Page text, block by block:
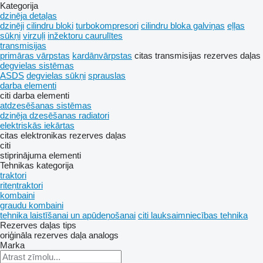
Kategorija
dzinēja detaļas
dzinēji cilindru bloki turbokompresori cilindru bloka galviņas eļļas
sūkņi virzuļi inžektoru caurulītes
transmisijas
primāras vārpstas kardānvārpstas citas transmisijas rezerves daļas
degvielas sistēmas
ASDS degvielas sūkņi sprauslas
darba elementi
citi darba elementi
atdzesēšanas sistēmas
dzinēja dzesēšanas radiatori
elektriskās iekārtas
citas elektronikas rezerves daļas
citi
stiprinājuma elementi
Tehnikas kategorija
traktori
riteņtraktori
kombaini
graudu kombaini
tehnika laistīšanai un apūdeņošanai citi lauksaimniecības tehnika
Rezerves daļas tips
oriģināla rezerves daļa analogs
Marka